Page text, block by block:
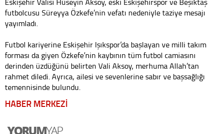
futbolcusu Süreyya Özkefe’nin vefatı nedeniyle taziye mesajı
yayımladı.
Futbol kariyerine Eskişehir Işıkspor’da başlayan ve milli takım
forması da giyen Özkefe’nin kaybının tüm futbol camiasını
derinden üzdüğünü belirten Vali Aksoy, merhuma Allah’tan
rahmet diledi. Ayrıca, ailesi ve sevenlerine sabır ve başsağlığı
temennisinde bulundu.
HABER MERKEZİ